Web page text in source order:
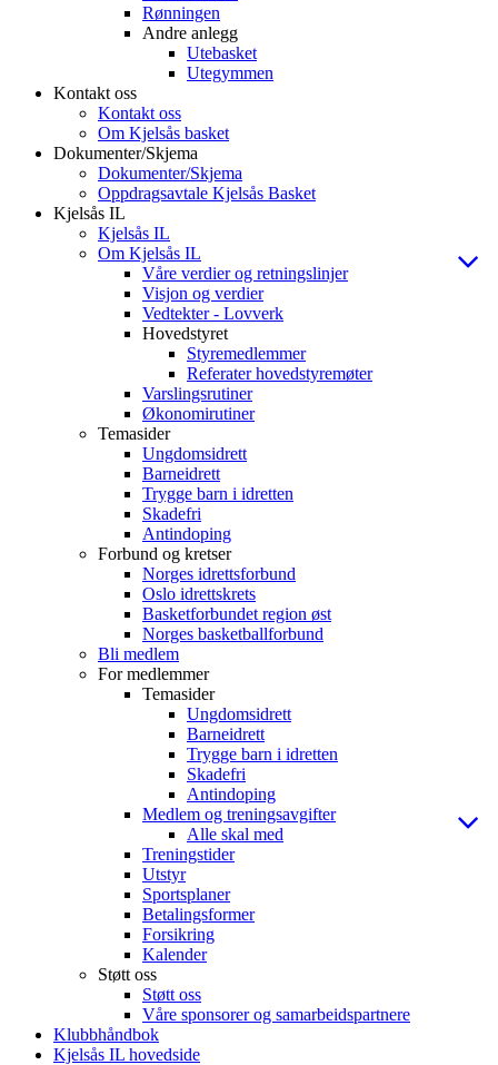
Rønningen
Andre anlegg
Utebasket
Utegymmen
Kontakt oss
Kontakt oss
Om Kjelsås basket
Dokumenter/Skjema
Dokumenter/Skjema
Oppdragsavtale Kjelsås Basket
Kjelsås IL
Kjelsås IL
Om Kjelsås IL
Våre verdier og retningslinjer
Visjon og verdier
Vedtekter - Lovverk
Hovedstyret
Styremedlemmer
Referater hovedstyremøter
Varslingsrutiner
Økonomirutiner
Temasider
Ungdomsidrett
Barneidrett
Trygge barn i idretten
Skadefri
Antindoping
Forbund og kretser
Norges idrettsforbund
Oslo idrettskrets
Basketforbundet region øst
Norges basketballforbund
Bli medlem
For medlemmer
Temasider
Ungdomsidrett
Barneidrett
Trygge barn i idretten
Skadefri
Antindoping
Medlem og treningsavgifter
Alle skal med
Treningstider
Utstyr
Sportsplaner
Betalingsformer
Forsikring
Kalender
Støtt oss
Støtt oss
Våre sponsorer og samarbeidspartnere
Klubbhåndbok
Kjelsås IL hovedside